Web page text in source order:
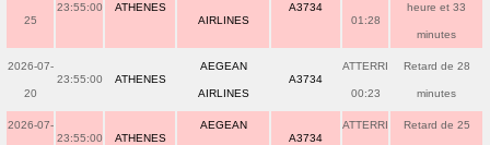
25
23:55:00 ATHENES
AIRLINES
A3734
01:28
heure et 33
minutes
2026-07-
20
23:55:00 ATHENES
AEGEAN
AIRLINES
A3734
ATTERRI
00:23
Retard de 28
minutes
2026-07-
23:55:00 ATHENES
AEGEAN
A3734
ATTERRI Retard de 25